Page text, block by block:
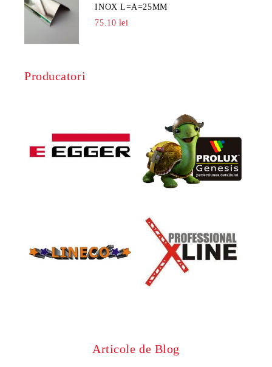
INOX L=A=25MM
75.10 lei
Producatori
Articole de Blog